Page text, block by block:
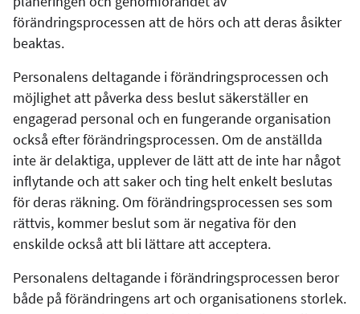
förändringsprocessen att de hörs och att deras åsikter
beaktas.
Personalens deltagande i förändringsprocessen och
möjlighet att påverka dess beslut säkerställer en
engagerad personal och en fungerande organisation
också efter förändringsprocessen. Om de anställda
inte är delaktiga, upplever de lätt att de inte har något
inflytande och att saker och ting helt enkelt beslutas
för deras räkning. Om förändringsprocessen ses som
rättvis, kommer beslut som är negativa för den
enskilde också att bli lättare att acceptera.
Personalens deltagande i förändringsprocessen beror
både på förändringens art och organisationens storlek.